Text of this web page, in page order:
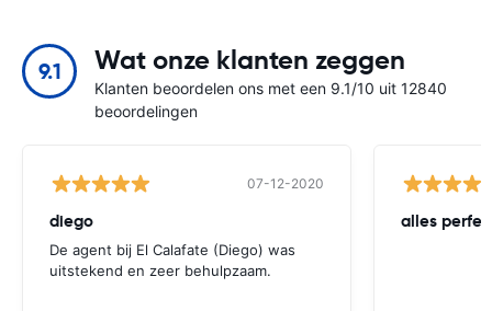
9.1 Wat onze klanten zeggen
Klanten beoordelen ons met een 9.1/10 uit 12840
beoordelingen
07-12-2020
diego
De agent bij El Calafate (Diego) was
uitstekend en zeer behulpzaam.
alles